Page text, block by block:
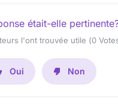
était-elle
l'ont trouvée utile (0
Oui Non